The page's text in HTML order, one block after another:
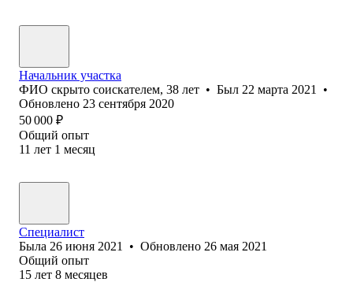
Начальник участка
ФИО скрыто соискателем, 38 лет • Был 22 марта 2021
•
Обновлено 23 сентября 2020
50 000 ₽
Общий опыт
11 лет 1 месяц
Специалист
Была 26 июня 2021 • Обновлено 26 мая 2021
Общий опыт
15 лет 8 месяцев